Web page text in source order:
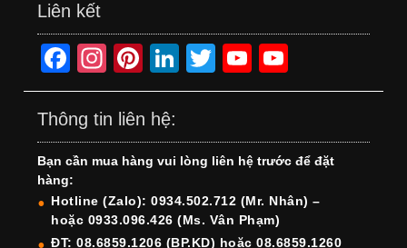
Liên kết
F
a
c
e
b
o
o
In
st
a
gr
a
m
Pi
nt
er
e
st
Li
n
e
dI
n
T
wi
er
Y
o
T
u
b
e
o
T
u
b
e
Thông tin liên hệ:
Bạn cần mua hàng vui lòng liên hệ trước để đặt
hàng:
Hotline (Zalo): 0934.502.712 (Mr. Nhân) –
hoặc 0933.096.426 (Ms. Vân Phạm)
ĐT: 08.6859.1206 (BP.KD) hoặc 08.6859.1260